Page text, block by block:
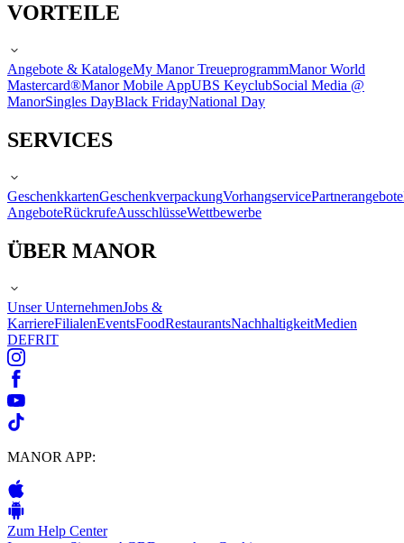
VORTEILE
Angebote & KatalogeMy Manor TreueprogrammManor World
Mastercard®Manor Mobile AppUBS KeyclubSocial Media @
ManorSingles DayBlack FridayNational Day
SERVICES
GeschenkkartenGeschenkverpackungVorhangservicePartnerangebote
AngeboteRückrufeAusschlüsseWettbewerbe
ÜBER MANOR
Unser UnternehmenJobs &
KarriereFilialenEventsFoodRestaurantsNachhaltigkeitMedien
DEFRIT
MANOR APP:
Zum Help Center